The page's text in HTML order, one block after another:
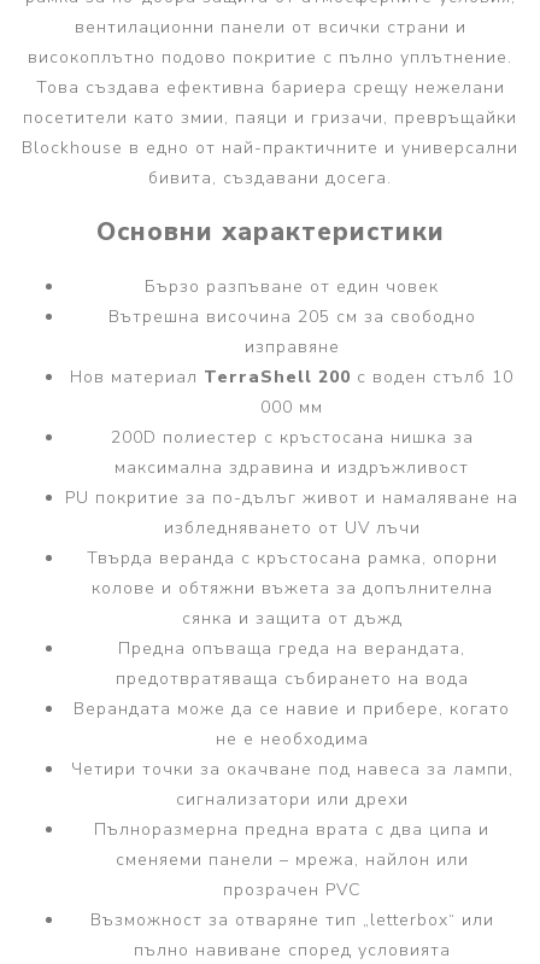
вентилационни панели от всички страни и
високоплътно подово покритие с пълно уплътнение.
Това създава ефективна бариера срещу нежелани
посетители като змии, паяци и гризачи, превръщайки
Blockhouse в едно от най-практичните и универсални
бивита, създавани досега.
Основни характеристики
Бързо разпъване от един човек
Вътрешна височина 205 см за свободно
изправяне
Нов материал TerraShell 200 с воден стълб 10
000 мм
200D полиестер с кръстосана нишка за
максимална здравина и издръжливост
PU покритие за по-дълъг живот и намаляване на
избледняването от UV лъчи
Твърда веранда с кръстосана рамка, опорни
колове и обтяжни въжета за допълнителна
сянка и защита от дъжд
Предна опъваща греда на верандата,
предотвратяваща събирането на вода
Верандата може да се навие и прибере, когато
не е необходима
Четири точки за окачване под навеса за лампи,
сигнализатори или дрехи
Пълноразмерна предна врата с два ципа и
сменяеми панели – мрежа, найлон или
прозрачен PVC
Възможност за отваряне тип „letterbox“ или
пълно навиване според условията